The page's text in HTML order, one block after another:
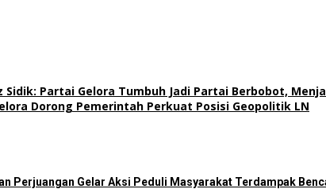
Sidik: Partai Gelora Tumbuh Jadi Partai Berbobot,
Dorong Pemerintah Perkuat Posisi Geopolitik LN
Perjuangan Gelar Aksi Peduli Masyarakat Terdampak